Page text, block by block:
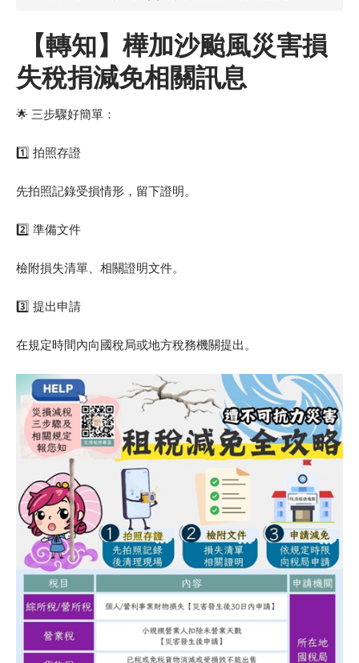
【轉知】樺加沙颱風災害損
失稅捐減免相關訊息
🌟 三步驟好簡單：
1️⃣ 拍照存證
先拍照記錄受損情形，留下證明。
2️⃣ 準備文件
檢附損失清單、相關證明文件。
3️⃣ 提出申請
在規定時間內向國稅局或地方稅務機關提出。